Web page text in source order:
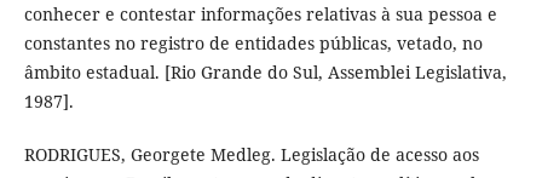
conhecer e contestar informações relativas à sua pessoa e
constantes no registro de entidades públicas, vetado, no
âmbito estadual. [Rio Grande do Sul, Assemblei Legislativa,
1987].
RODRIGUES, Georgete Medleg. Legislação de acesso aos